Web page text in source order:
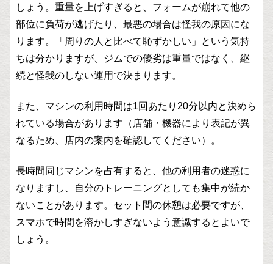
しょう。重量を上げすぎると、フォームが崩れて他の
部位に負荷が逃げたり、最悪の場合は怪我の原因にな
ります。「周りの人と比べて恥ずかしい」という気持
ちは分かりますが、ジムでの優劣は重量ではなく、継
続と怪我のしない運用で決まります。
また、マシンの利用時間は1回あたり20分以内と決めら
れている場合があります（店舗・機器により表記が異
なるため、店内の案内を確認してください）。
長時間同じマシンを占有すると、他の利用者の迷惑に
なりますし、自分のトレーニングとしても集中が続か
ないことがあります。セット間の休憩は必要ですが、
スマホで時間を溶かしすぎないよう意識するとよいで
しょう。